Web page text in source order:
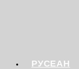
РУСЕАН